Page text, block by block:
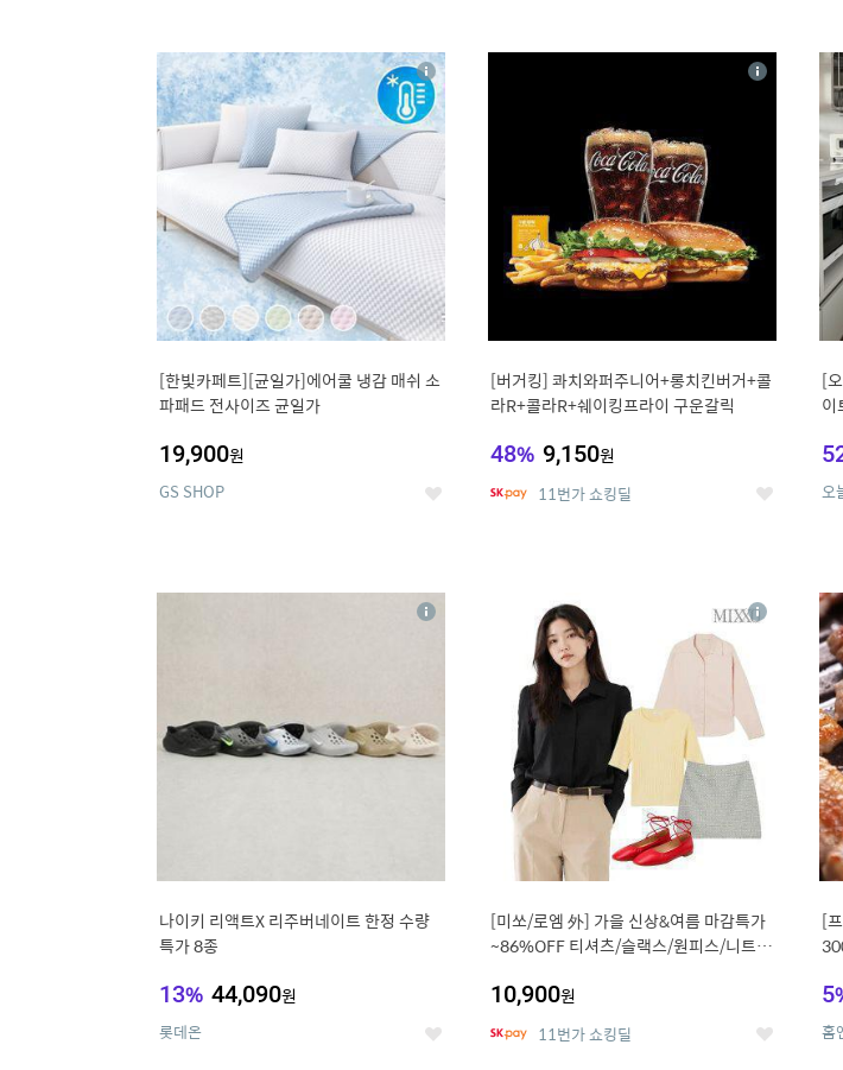
9
[한빛카페트][균일가]에어쿨 냉감 매쉬 소
파패드 전사이즈 균일가
19,900원
GS SHOP 좋
상
세
10
[버거킹] 콰치와퍼주니어+롱치킨버거+콜
라R+콜라R+쉐이킹프라이 구운갈릭
48% 9,150원
11번가 쇼킹딜 좋
상
[
오
13
나이키 리액트X 리주버네이트 한정 수량
특가 8종
13% 44,090원
롯데온 좋
상
[미쏘/로엠 外] 가을 신상&여름 마감특가
~86%OFF 티셔츠/슬랙스/원피스/니트/
10,900원
11번가 쇼킹딜 좋
상
[
5
홈